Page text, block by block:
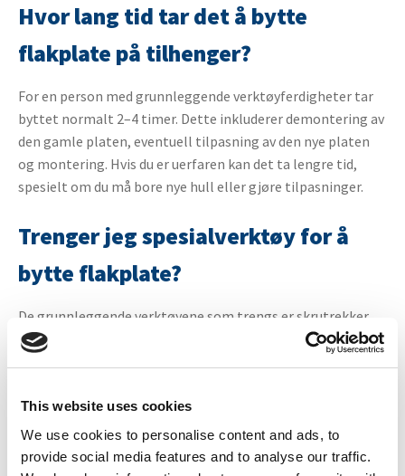
This website uses cookies
We use cookies to personalise content and ads, to
provide social media features and to analyse our traffic.
Hvor lang tid tar det å bytte
flakplate på tilhenger?
For en person med grunnleggende verktøyferdigheter tar
byttet normalt 2–4 timer. Dette inkluderer demontering av
den gamle platen, eventuell tilpasning av den nye platen
og montering. Hvis du er uerfaren kan det ta lengre tid,
spesielt om du må bore nye hull eller gjøre tilpasninger.
Trenger jeg spesialverktøy for å
bytte flakplate?
De grunnleggende verktøyene som trengs er skrutrekker
eller drill, målebånd, penn og eventuelt stikksag for
skruer og tilbehør som forenkler arbeidet betydelig.
Kan jeg bytte bare deler av